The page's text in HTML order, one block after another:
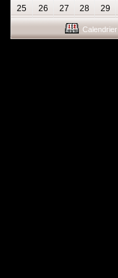
25
26 27 28 29
Calendrier